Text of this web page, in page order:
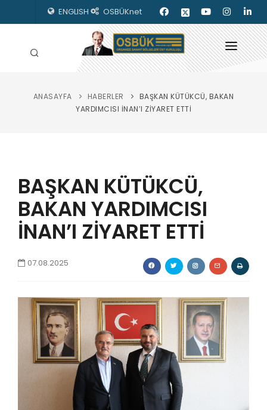
ENGLISH OSBÜKnet
HAKKIMIZDA
KILAVUZLAR
YAYINLARIMIZ
ENERJİ İZLEME
İLETİŞİM
ANASAYFA HABERLER
BAŞKAN KÜTÜKCÜ, BAKAN
YARDIMCISI İNAN’I ZİYARET ETTİ
BAŞKAN KÜTÜKCÜ,
BAKAN YARDIMCISI
İNAN’I ZİYARET ETTİ
07.08.2025